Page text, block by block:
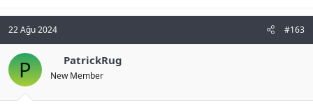
22 Ağu 2024 #163
P PatrickRug
New Member